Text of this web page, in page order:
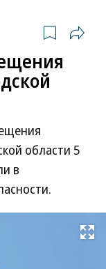
области 5
в
Развернуть